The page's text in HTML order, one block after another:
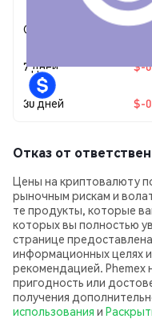
Сегодня $-
7 дней $-
30 дней $-
Отказ от
Цены на криптовалюту
рыночным рискам и
те продукты, которые
которых вы полностью
странице
информационных целях
рекомендацией. Phemex
пригодность или
получения
использования и